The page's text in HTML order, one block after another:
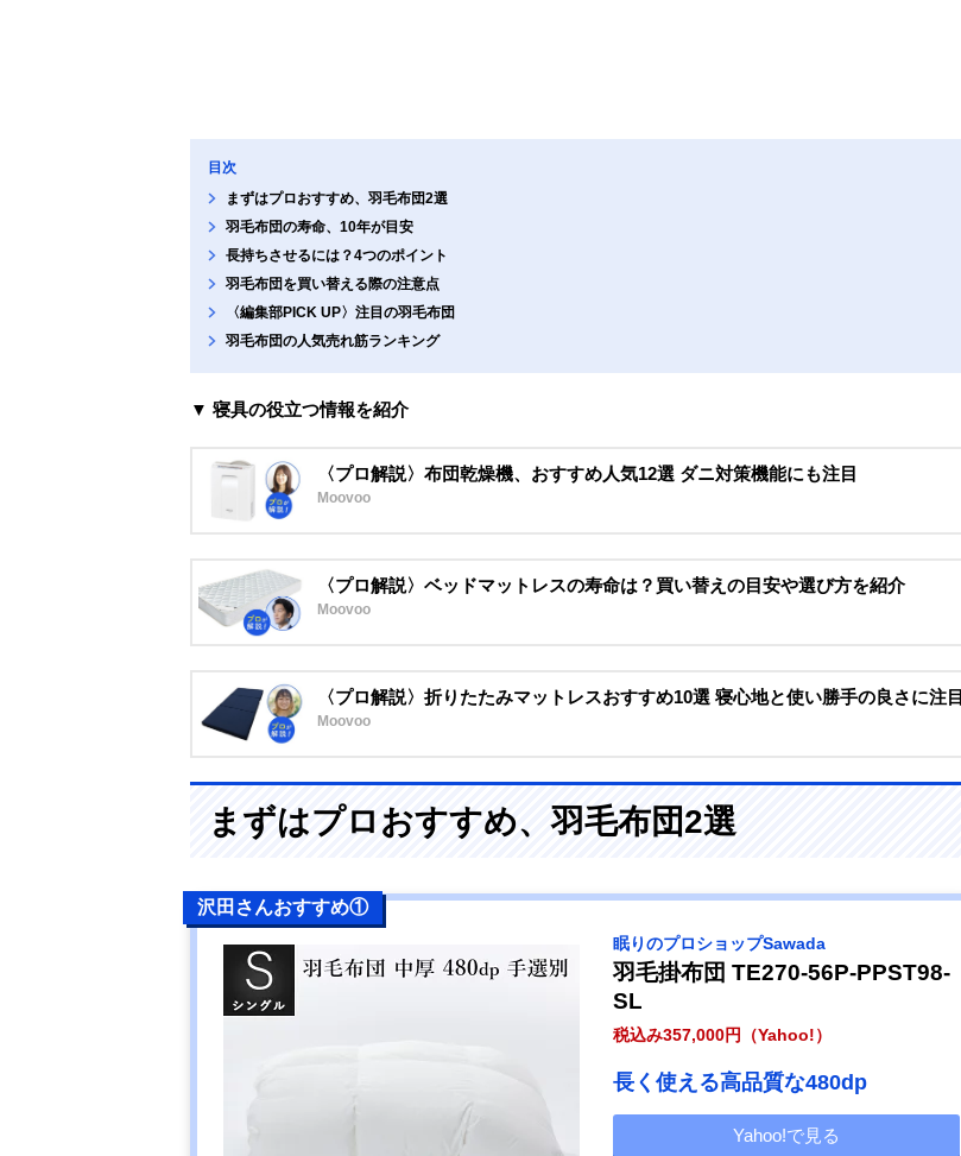
目次
まずはプロおすすめ、羽毛布団2選
羽毛布団の寿命、10年が目安
長持ちさせるには？4つのポイント
羽毛布団を買い替える際の注意点
〈編集部PICK UP〉注目の羽毛布団
羽毛布団の人気売れ筋ランキング
▼ 寝具の役立つ情報を紹介
〈プロ解説〉布団乾燥機、おすすめ人気12選 ダニ対策機能にも注目
Moovoo
〈プロ解説〉ベッドマットレスの寿命は？買い替えの目安や選び方を紹介
Moovoo
〈プロ解説〉折りたたみマットレスおすすめ10選 寝心地と使い勝手の良さに注目
Moovoo
まずはプロおすすめ、羽毛布団2選
沢田さんおすすめ①
眠りのプロショップSawada
羽毛掛布団 TE270-56P-PPST98-
SL
税込み357,000円（Yahoo!）
長く使える高品質な480dp
Yahoo!で見る